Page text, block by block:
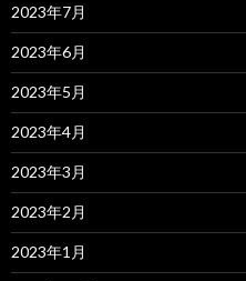
2023年7月
2023年6月
2023年5月
2023年4月
2023年3月
2023年2月
2023年1月